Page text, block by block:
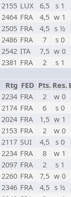
2155 LUX 6,5
s 1
2464 FRA 4,5 w 1
2505 FRA 4,5 s ½
2486 FRA 7
s 0
2542 ITA 7,5 w 0
2381 FRA 2
s 1
Rtg FED Pts. Res.
2234 FRA 2
w 0
2174 FRA 6
s 0
2024 FRA 1,5 w 1
2153 FRA 2
w 0
2117 SUI 4,5
s 0
2234 FRA 8
w 1
2097 FRA 2
s 1
2260 FRA 7,5 w 0
2346 FRA 4,5 s ½